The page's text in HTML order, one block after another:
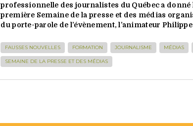
professionnelle des journalistes du Québec a donné
première Semaine de la presse et des médias
du porte-parole de l’évènement, l’animateur
FAUSSES NOUVELLES FORMATION JOURNALISME MÉDIAS
SEMAINE DE LA PRESSE ET DES MÉDIAS